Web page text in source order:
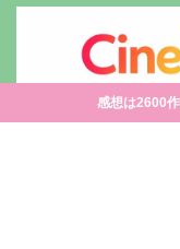
感想は2600